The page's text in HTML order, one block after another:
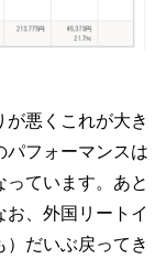
悪くこれが大き
パフォーマンスは
ています。あと
お、外国リートイ
だいぶ戻ってき